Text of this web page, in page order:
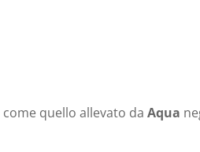
come quello allevato da Aqua